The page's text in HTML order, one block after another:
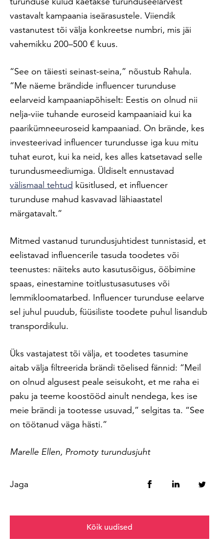
vastavalt kampaania iseärasustele. Viiendik
vastanutest tõi välja konkreetse numbri, mis jäi
vahemikku 200–500 € kuus.
“See on täiesti seinast-seina,” nõustub Rahula.
“Me näeme brändide influencer turunduse
eelarveid kampaaniapõhiselt: Eestis on olnud nii
nelja-viie tuhande euroseid kampaaniaid kui ka
paarikümneeuroseid kampaaniad. On brände, kes
investeerivad influencer turundusse iga kuu mitu
tuhat eurot, kui ka neid, kes alles katsetavad selle
turundusmeediumiga. Üldiselt ennustavad
välismaal tehtud küsitlused, et influencer
turunduse mahud kasvavad lähiaastatel
märgatavalt.”
Mitmed vastanud turundusjuhtidest tunnistasid, et
eelistavad influencerile tasuda toodetes või
teenustes: näiteks auto kasutusõigus, ööbimine
spaas, einestamine toitlustusasutuses või
lemmikloomatarbed. Influencer turunduse eelarve
sel juhul puudub, füüsiliste toodete puhul lisandub
transpordikulu.
Üks vastajatest tõi välja, et toodetes tasumine
aitab välja filtreerida brändi tõelised fännid: “Meil
on olnud algusest peale seisukoht, et me raha ei
paku ja teeme koostööd ainult nendega, kes ise
meie brändi ja tootesse usuvad,” selgitas ta. “See
on töötanud väga hästi.”
Marelle Ellen, Promoty turundusjuht
Jaga
Kõik uudised